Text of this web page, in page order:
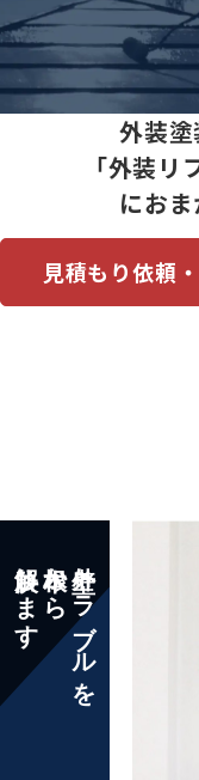
外装
「外装リ
にお
見積もり依頼
外壁トラブルを
根本から
解決します